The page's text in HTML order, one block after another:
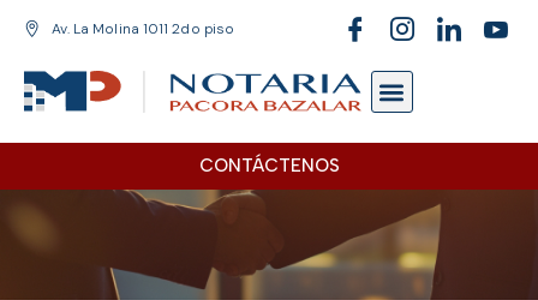
Av. La Molina 1011 2do piso
CONTÁCTENOS